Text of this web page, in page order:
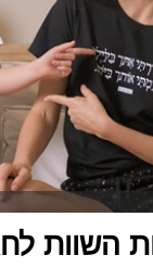
השוות